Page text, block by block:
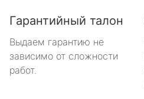
Гарантийный талон
Выдаем гарантию не
зависимо от сложности
работ.